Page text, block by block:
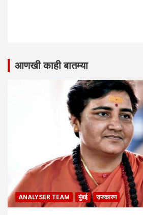
आणखी काही बातम्या
ANALYSER TEAM मुंबई राजकारण